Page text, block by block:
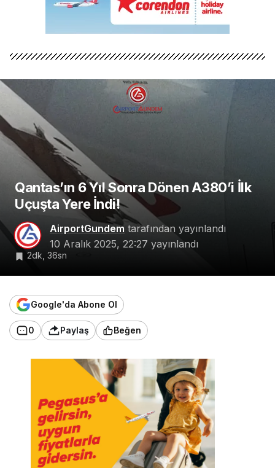
Qantas’ın 6 Yıl Sonra Dönen A380’i İlk
Uçuşta Yere İndi!
AirportGundem
Google'da Abone Ol
0 Paylaş Beğen